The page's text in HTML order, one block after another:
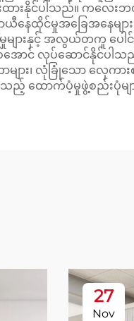
းနိုင်ပါသည်။ ကလေး
င်မှုအခြေအနေများ
းနှင့် အလွယ်တကူ ပေါင်း
ောင် လုပ်ဆောင်နိုင်ပါ
ျား၊ လုံခြုံသော လှေက
ထောက်ပံ့မှုဖွဲ့စည်းပုံမျာ
27
Nov